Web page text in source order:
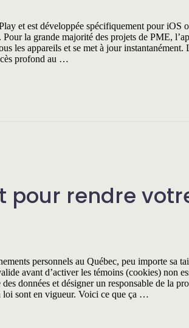
et est développée spécifiquement pour iOS
la grande majorité des projets de PME,
les appareils et se met à jour
profond au …
pour rendre
personnels au Québec, peu importe sa
avant d’activer les témoins (cookies) non
données et désigner un responsable de la
loi sont en vigueur. Voici ce que ça …